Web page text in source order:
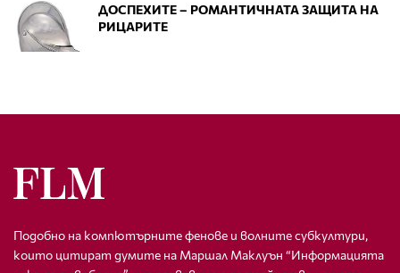
ДОСПЕХИТЕ – РОМАНТИЧНАТА ЗАЩИТА НА
РИЦАРИТЕ
Подобно на компютърните фенове и волните субкултури,
които цитират думите на Маршал Маклуън “Информацията